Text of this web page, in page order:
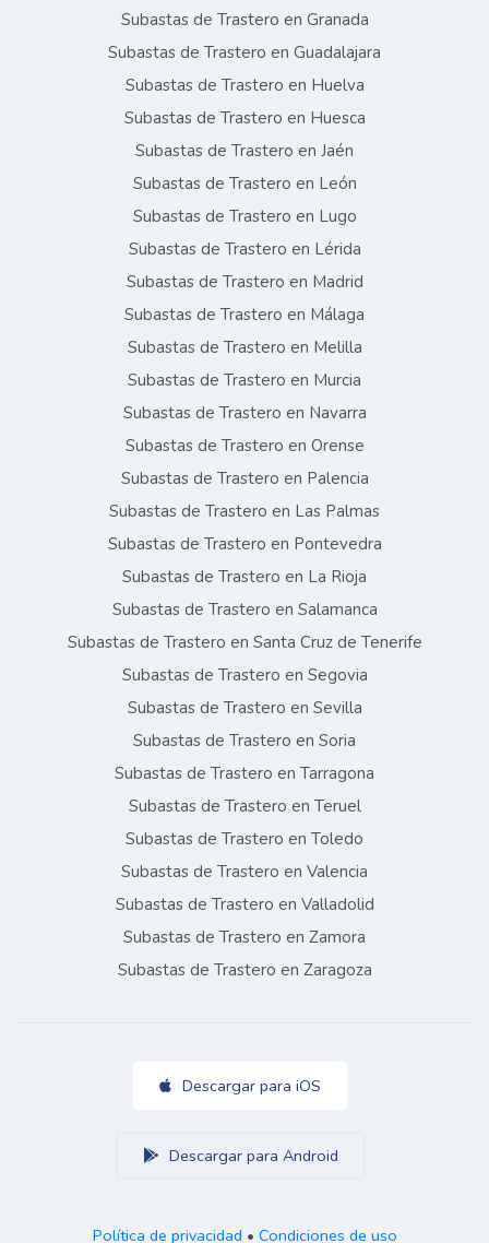
Subastas de Trastero en Granada
Subastas de Trastero en Guadalajara
Subastas de Trastero en Huelva
Subastas de Trastero en Huesca
Subastas de Trastero en Jaén
Subastas de Trastero en León
Subastas de Trastero en Lugo
Subastas de Trastero en Lérida
Subastas de Trastero en Madrid
Subastas de Trastero en Málaga
Subastas de Trastero en Melilla
Subastas de Trastero en Murcia
Subastas de Trastero en Navarra
Subastas de Trastero en Orense
Subastas de Trastero en Palencia
Subastas de Trastero en Las Palmas
Subastas de Trastero en Pontevedra
Subastas de Trastero en La Rioja
Subastas de Trastero en Salamanca
Subastas de Trastero en Santa Cruz de Tenerife
Subastas de Trastero en Segovia
Subastas de Trastero en Sevilla
Subastas de Trastero en Soria
Subastas de Trastero en Tarragona
Subastas de Trastero en Teruel
Subastas de Trastero en Toledo
Subastas de Trastero en Valencia
Subastas de Trastero en Valladolid
Subastas de Trastero en Zamora
Subastas de Trastero en Zaragoza
Descargar para iOS
Descargar para Android
Política de privacidad • Condiciones de uso